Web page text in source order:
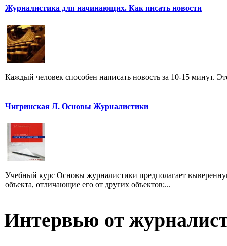
Журналистика для начинающих. Как писать новости
Каждый человек способен написать новость за 10-15 минут.
Чигринская Л. Основы Журналистики
Учебный курс Основы журналистики предполагает
объекта, отличающие его от других объектов;...
Интервью от